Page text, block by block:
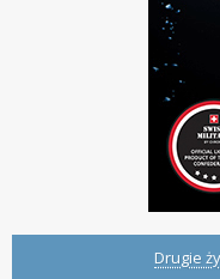
Drugie